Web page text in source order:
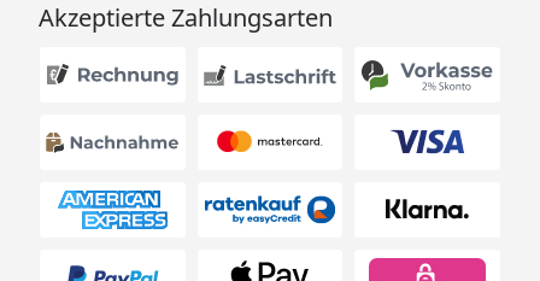
Akzeptierte Zahlungsarten